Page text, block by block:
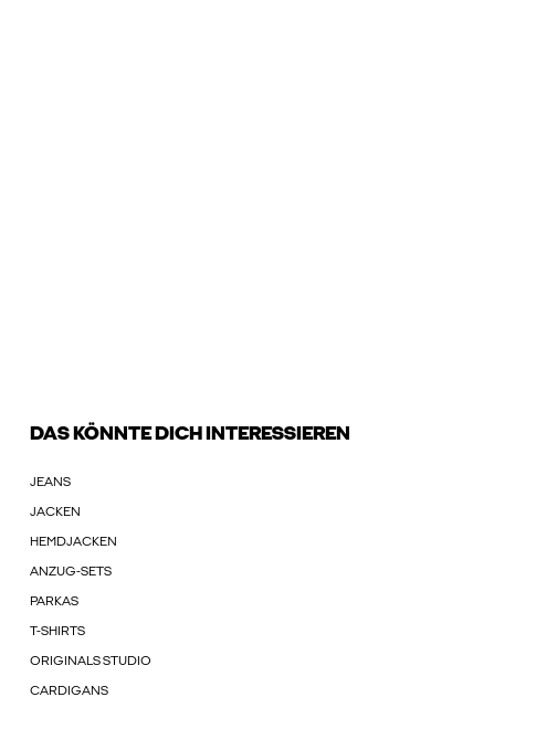
DAS KÖNNTE DICH INTERESSIEREN
JEANS
JACKEN
HEMDJACKEN
ANZUG-SETS
PARKAS
T-SHIRTS
ORIGINALS STUDIO
CARDIGANS